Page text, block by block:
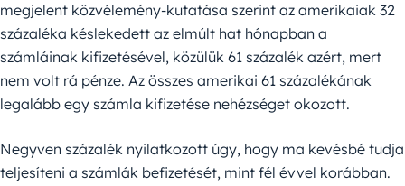
megjelent közvélemény-kutatása szerint az amerikaiak 32
százaléka késlekedett az elmúlt hat hónapban a
számláinak kifizetésével, közülük 61 százalék azért, mert
nem volt rá pénze. Az összes amerikai 61 százalékának
legalább egy számla kifizetése nehézséget okozott.
Negyven százalék nyilatkozott úgy, hogy ma kevésbé tudja
teljesíteni a számlák befizetését, mint fél évvel korábban.